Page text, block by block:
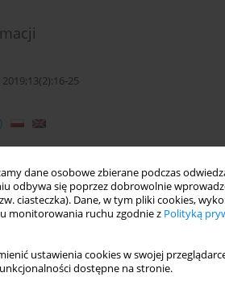
dane osobowe zbierane podczas
odbywa się poprzez dobrowolnie
ciasteczka). Dane, w tym pliki cookies,
monitorowania ruchu zgodnie z Polityką
ustawienia cookies w swojej
dostępne na stronie.
25